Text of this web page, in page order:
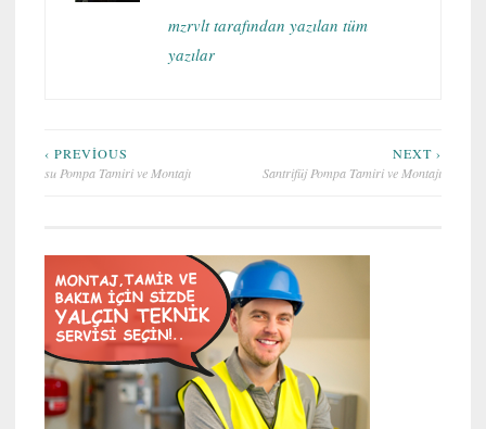
mzrvlt tarafından yazılan tüm
yazılar
Yazı
‹ PREVIOUS
su Pompa Tamiri ve Montajı
NEXT ›
Santrifüj Pompa Tamiri ve Montajı